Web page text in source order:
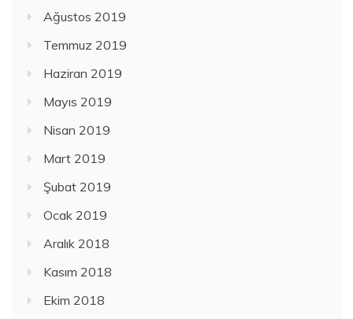
Ağustos 2019
Temmuz 2019
Haziran 2019
Mayıs 2019
Nisan 2019
Mart 2019
Şubat 2019
Ocak 2019
Aralık 2018
Kasım 2018
Ekim 2018